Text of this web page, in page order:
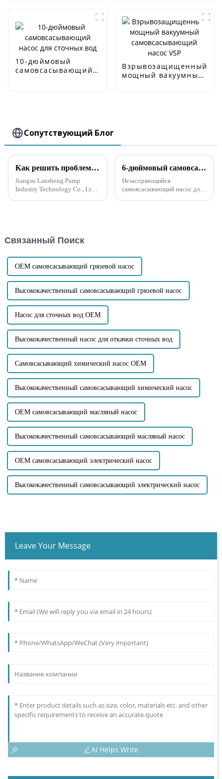
10-дюймовый
самовсасывающий
Взрывозащищенный
мощный вакуумный
Сопутствующий Блог
Как решить проблему выбора высокого напора для самовсасывающего канализационного насоса
Jiangsu Lansheng Pump
Industry Technology Co., Ltd.,
канализационных насосов.
6-дюймовый самовсасывающий насос для сточных вод отправлен в Северную Америку
Незасоряющийся
самовсасывающий насос для
устройств высота всасывания
может достигать...
Связанный Поиск
OEM самовсасывающий грязевой насос
Высококачественный самовсасывающий грязевой насос
Насос для сточных вод OEM
Высококачественный насос для откачки сточных вод
Самовсасывающий химический насос OEM
Высококачественный самовсасывающий химический насос
OEM самовсасывающий масляный насос
Высококачественный самовсасывающий масляный насос
OEM самовсасывающий электрический насос
Высококачественный самовсасывающий электрический насос
Leave Your Message
AI Helps Write